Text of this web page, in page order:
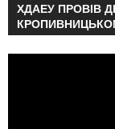
ХДАЕУ ПРОВІВ